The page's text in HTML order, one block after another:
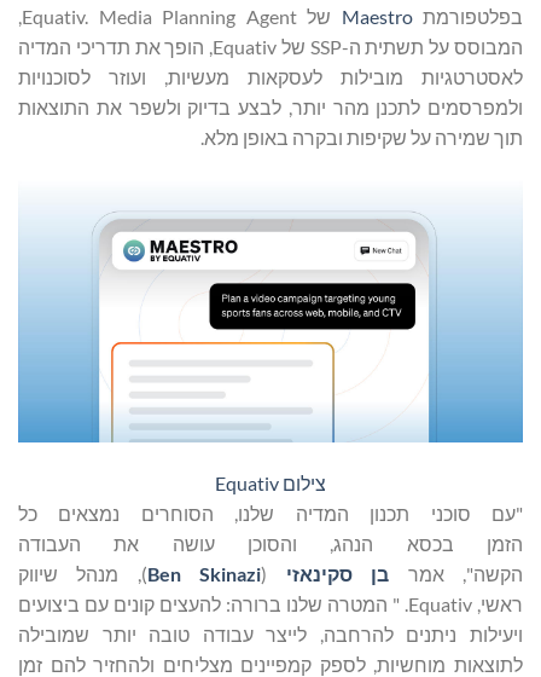
Maestro
של Equativ. Media Planning Agent,
המבוסס על תשתית ה-SSP של Equativ, הופך את תדריכי המדיה
מובילות לעסקאות מעשיות, ועוזר לסוכנויות
לתכנן מהר יותר, לבצע בדיוק ולשפר את התוצאות
שמירה על שקיפות ובקרה באופן מלא.
צילום Equativ
סוכני תכנון המדיה שלנו, הסוחרים נמצאים כל
בכסא הנהג, והסוכן עושה את העבודה
אמרבן סקינאזי(
Ben Skinazi
), מנהל שיווק
ראשי, Equativ. " המטרה שלנו ברורה: להעצים קונים עם ביצועים
ניתנים להרחבה, לייצר עבודה טובה יותר שמובילה
מוחשיות, לספק קמפיינים מצליחים ולהחזיר להם זמן